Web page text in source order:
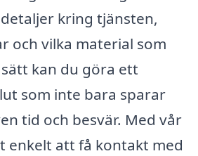
kring tjänsten,
och vilka material som
kan du göra ett
som inte bara sparar
tid och besvär. Med vår
enkelt att få kontakt med